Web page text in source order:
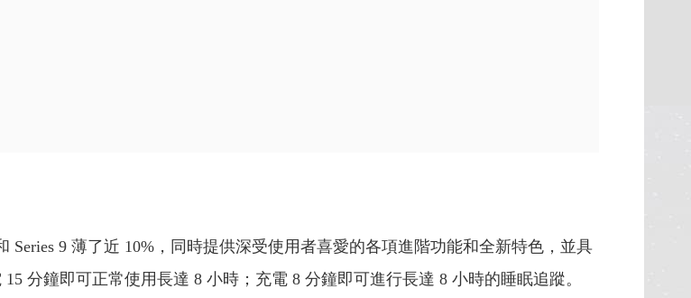
Series 9 薄了近 10%，同時提供深受使用者喜愛的各項進階功能和全新特色，並具
分鐘即可正常使用長達 8 小時；充電 8 分鐘即可進行長達 8 小時的睡眠追蹤。